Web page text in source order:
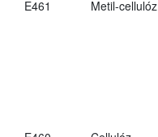
E461 Metil-cellulóz